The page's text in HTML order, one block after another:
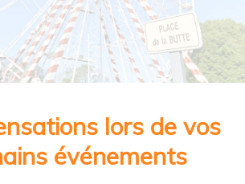
lors de vos
événements